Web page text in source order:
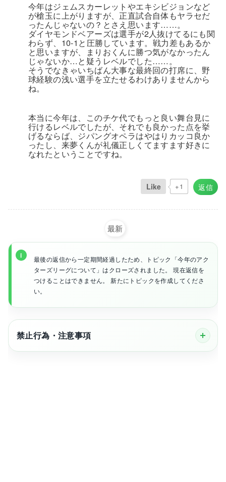
今年はジェムスカーレットやエキシビジョンなど
が槍玉に上がりますが、正直試合自体もヤラセだ
ったんじゃないの？とさえ思います……。
ダイヤモンドベアーズは選手が2人抜けてるにも関
わらず、10-1と圧勝しています。戦力差もあるか
と思いますが、まりおくんに勝つ気がなかったん
じゃないか…と疑うレベルでした……。
そうでなきゃいちばん大事な最終回の打席に、野
球経験の浅い選手を立たせるわけありませんから
ね。
本当に今年は、このチケ代でもっと良い舞台見に
行けるレベルでしたが、それでも良かった点を挙
げるならば、ジパングオペラはやはりカッコ良か
ったし、来夢くんが礼儀正しくてますます好きに
なれたということですね。
返信
Like +1
最新
最後の返信から一定期間経過したため、トピック「今年のアク
ターズリーグについて」はクローズされました。 現在返信を
つけることはできません。 新たにトピックを作成してくださ
い。
禁止行為・注意事項